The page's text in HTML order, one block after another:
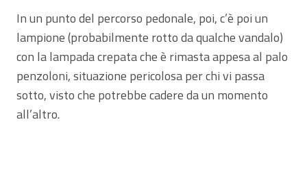
In un punto del percorso pedonale, poi, c’è poi un
lampione (probabilmente rotto da qualche vandalo)
con la lampada crepata che è rimasta appesa al palo
penzoloni, situazione pericolosa per chi vi passa
sotto, visto che potrebbe cadere da un momento
all’altro.